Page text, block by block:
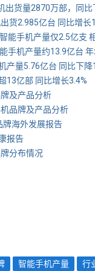
出货量2870万部，同比
货2.985亿台 同比增长
能手机产量仅2.5亿支
手机产量约13.9亿台 年
产量5.76亿台 同比下降
13亿部 同比增长3.4%
及产品分析
品牌及产品分析
牌海外发展报告
报告
分布情况
智能手机产量 行